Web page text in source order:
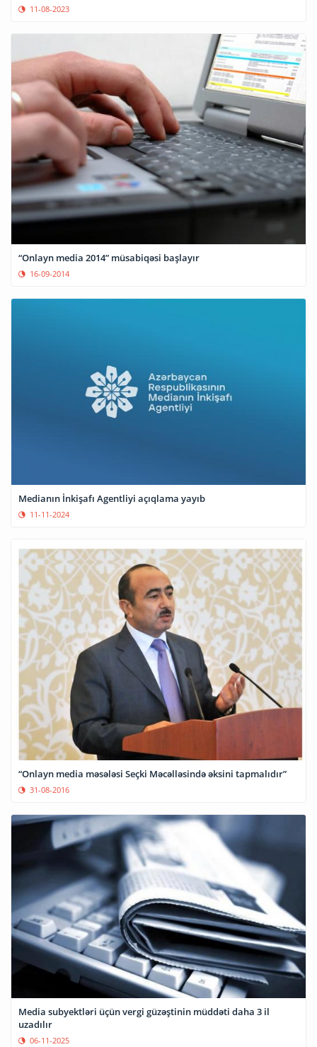
11-08-2023
“Onlayn media 2014” müsabiqəsi başlayır
16-09-2014
Medianın İnkişafı Agentliyi açıqlama yayıb
11-11-2024
“Onlayn media məsələsi Seçki Məcəlləsində əksini tapmalıdır”
31-08-2016
Media subyektləri üçün vergi güzəştinin müddəti daha 3 il
uzadılır
06-11-2025